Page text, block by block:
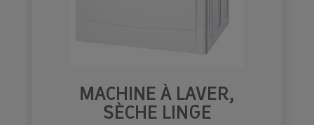
MACHINE À LAVER,
SÈCHE LINGE